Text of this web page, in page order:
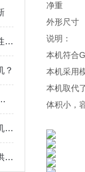
半自动胶囊填充机的精度与稳定性分析
？
充填机厂家排名与评测分析
如何选择适合的全自动胶囊充填机：选型指南
专注开囊取粉机供应，为药企提供稳定解决方案
净重
外形尺寸
说明：
本机符合
本机采用
本机取代
体积小，